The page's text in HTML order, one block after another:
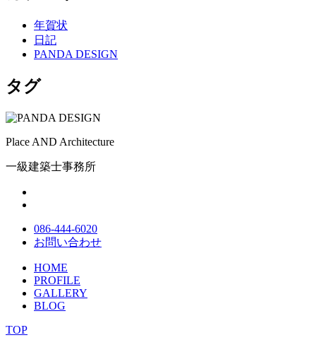
年賀状
日記
PANDA DESIGN
タグ
Place AND Architecture
一級建築士事務所
086-444-6020
お問い合わせ
HOME
PROFILE
GALLERY
BLOG
TOP